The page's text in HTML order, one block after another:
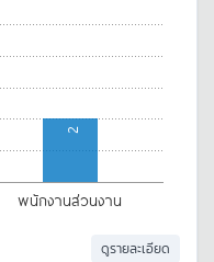
พนักงานส่วนงาน
2
ดูรายละเอียด